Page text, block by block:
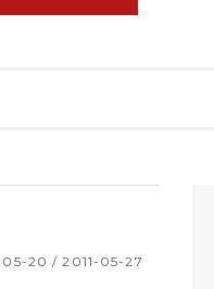
05-20 / 2011-05-27